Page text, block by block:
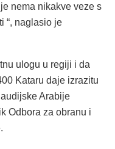
nema nikakve veze s
“, naglasio je
ulogu u regiji i da
Kataru daje izrazitu
Arabije
Odbora za obranu i